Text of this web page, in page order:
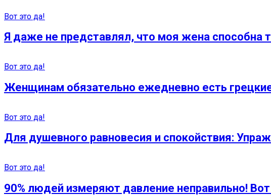
Вот это да!
Я даже не представлял, что моя жена способна
Вот это да!
Женщинам обязательно ежедневно есть
Вот это да!
Для душевного равновесия и спокойствия:
Вот это да!
90% людей измеряют давление неправильно!